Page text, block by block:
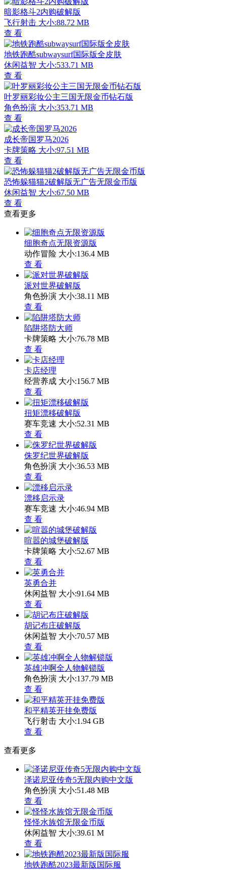
暗影格斗2内购破解版
飞行射击 大小:88.72 MB
查 看
地铁跑酷subwaysurf国际版全皮肤
休闲益智 大小:533.71 MB
查 看
叶罗丽彩妆公主三国无限金币钻石版
角色扮演 大小:353.71 MB
查 看
成长帝国罗马2026
卡牌策略 大小:97.51 MB
查 看
恐怖躲猫猫2破解版无广告无限金币版
休闲益智 大小:67.50 MB
查 看
查看更多
细胞奇点无限资源版
动作冒险 大小:136.4 MB
查 看
派对世界破解版
角色扮演 大小:38.11 MB
查 看
陷阱塔防大师
卡牌策略 大小:76.78 MB
查 看
卡店经理
经营养成 大小:156.7 MB
查 看
扭矩漂移破解版
赛车竞速 大小:52.31 MB
查 看
侏罗纪世界破解版
角色扮演 大小:36.53 MB
查 看
漂移启示录
赛车竞速 大小:46.94 MB
查 看
喧嚣的城堡破解版
卡牌策略 大小:52.67 MB
查 看
英勇合并
休闲益智 大小:91.64 MB
查 看
胡记布庄破解版
休闲益智 大小:70.57 MB
查 看
英雄冲啊全人物解锁版
角色扮演 大小:137.79 MB
查 看
和平精英开挂免费版
飞行射击 大小:1.94 GB
查 看
查看更多
泽诺尼亚传奇5无限内购中文版
角色扮演 大小:51.48 MB
查 看
怪怪水族馆无限金币版
休闲益智 大小:39.61 M
查 看
地铁跑酷2023最新版国际服